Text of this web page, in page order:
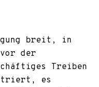
breit, in
der
Treiben
es